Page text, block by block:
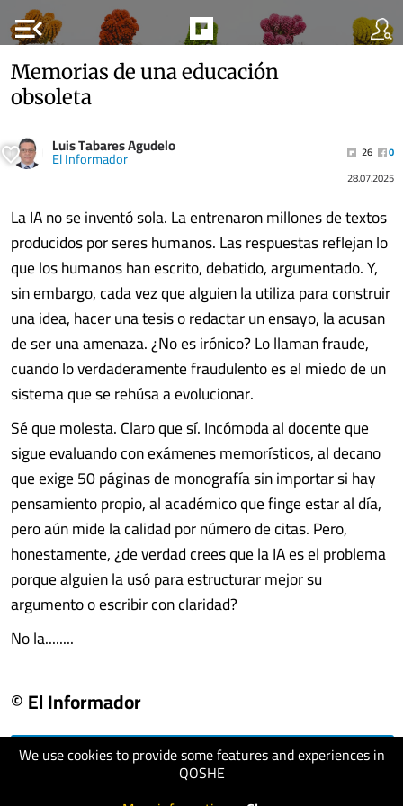
menu_open
We use cookies to provide some features and experiences in
QOSHE
Memorias de una educación
obsoleta
Luis Tabares Agudelo
El Informador 26
0
28.07.2025
La IA no se inventó sola. La entrenaron millones de textos
producidos por seres humanos. Las respuestas reflejan lo
que los humanos han escrito, debatido, argumentado. Y,
sin embargo, cada vez que alguien la utiliza para construir
una idea, hacer una tesis o redactar un ensayo, la acusan
de ser una amenaza. ¿No es irónico? Lo llaman fraude,
cuando lo verdaderamente fraudulento es el miedo de un
sistema que se rehúsa a evolucionar.
Sé que molesta. Claro que sí. Incómoda al docente que
sigue evaluando con exámenes memorísticos, al decano
que exige 50 páginas de monografía sin importar si hay
pensamiento propio, al académico que finge estar al día,
pero aún mide la calidad por número de citas. Pero,
honestamente, ¿de verdad crees que la IA es el problema
porque alguien la usó para estructurar mejor su
argumento o escribir con claridad?
No la........
© El Informador
visit website